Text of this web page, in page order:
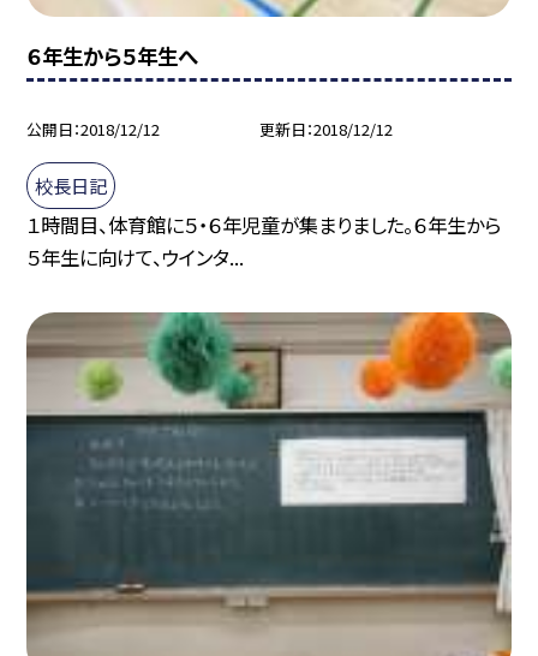
６年生から５年生へ
公開日 2018/12/12 更新日 2018/12/12
校長日記
１時間目、体育館に５・６年児童が集まりました。６年生から
５年生に向けて、ウインタ...